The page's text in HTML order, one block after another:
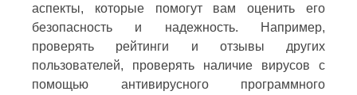
аспекты, которые помогут вам оценить его
безопасность и надежность. Например,
проверять рейтинги и отзывы других
пользователей, проверять наличие вирусов с
помощью антивирусного программного